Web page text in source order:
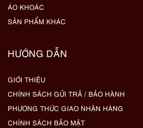
ÁO KHOÁC
SẢN PHẨM KHÁC
HƯỚNG DẪN
GIỚI THIỆU
CHÍNH SÁCH GỬI TRẢ / BẢO HÀNH
PHƯƠNG THỨC GIAO NHẬN HÀNG
CHÍNH SÁCH BẢO MẬT